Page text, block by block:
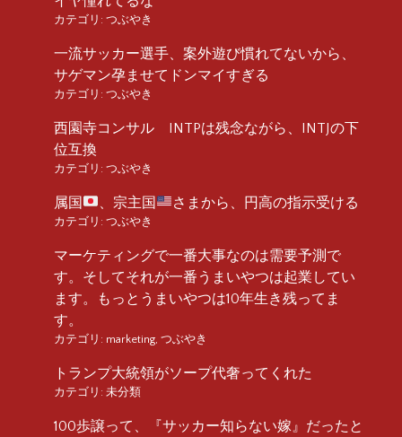
カテゴリ: つぶやき
一流サッカー選手、案外遊び慣れてないから、
サゲマン孕ませてドンマイすぎる
カテゴリ: つぶやき
西園寺コンサル INTPは残念ながら、INTJの下
位互換
カテゴリ: つぶやき
属国 、宗主国 さまから、円高の指示受ける
カテゴリ: つぶやき
マーケティングで一番大事なのは需要予測で
す。そしてそれが一番うまいやつは起業してい
ます。もっとうまいやつは10年生き残ってま
す。
カテゴリ: marketing つぶやき
トランプ大統領がソープ代奢ってくれた
カテゴリ: 未分類
100歩譲って、『サッカー知らない嫁』だったと